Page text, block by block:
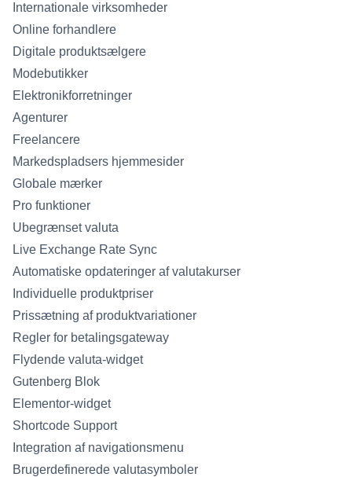
Internationale virksomheder
Online forhandlere
Digitale produktsælgere
Modebutikker
Elektronikforretninger
Agenturer
Freelancere
Markedspladsers hjemmesider
Globale mærker
Pro funktioner
Ubegrænset valuta
Live Exchange Rate Sync
Automatiske opdateringer af valutakurser
Individuelle produktpriser
Prissætning af produktvariationer
Regler for betalingsgateway
Flydende valuta-widget
Gutenberg Blok
Elementor-widget
Shortcode Support
Integration af navigationsmenu
Brugerdefinerede valutasymboler